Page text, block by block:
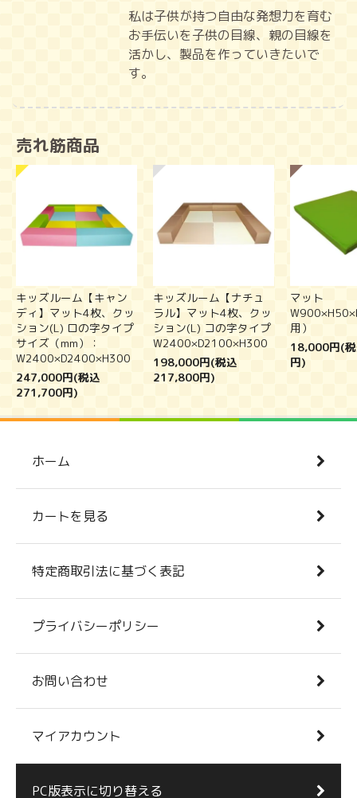
私は子供が持つ自由な発想力を育む
お手伝いを子供の目線、親の目線を
活かし、製品を作っていきたいで
す。
売れ筋商品
キッズルーム【キャン
ディ】マット4枚、クッ
ション(L) ロの字タイプ
サイズ（mm）：
W2400×D2400×H300
247,000円(税込
271,700円)
キッズルーム【ナチュ
ラル】マット4枚、クッ
ション(L) コの字タイプ
W2400×D2100×H300
198,000円(税込
217,800円)
マット
用）
18,000円(
円)
ホーム
カートを見る
特定商取引法に基づく表記
プライバシーポリシー
お問い合わせ
マイアカウント
PC版表示に切り替える